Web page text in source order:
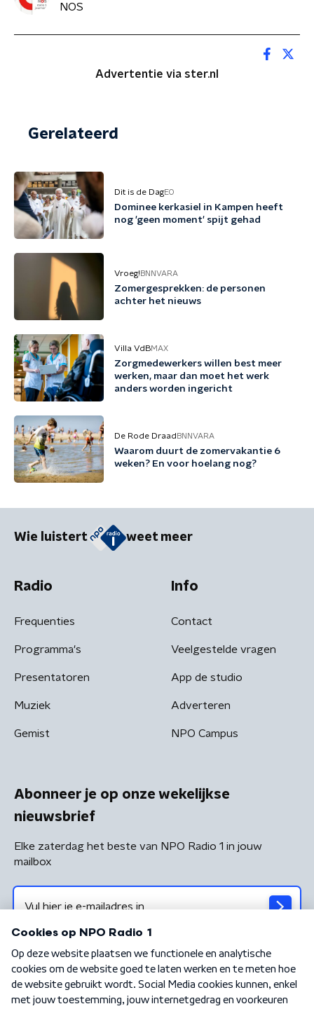
NOS
Advertentie via ster.nl
Gerelateerd
Dit is de DagEO
Dominee kerkasiel in Kampen heeft
nog 'geen moment' spijt gehad
Vroeg! BNNVARA
Zomergesprekken: de personen
achter het nieuws
Villa VdBMAX
Zorgmedewerkers willen best meer
werken, maar dan moet het werk
anders worden ingericht
De Rode Draad BNNVARA
Waarom duurt de zomervakantie 6
weken? En voor hoelang nog?
Wie luistert weet meer
Radio
Frequenties
Programma's
Presentatoren
Muziek
Gemist
Info
Contact
Veelgestelde vragen
App de studio
Adverteren
NPO Campus
Abonneer je op onze wekelijkse
nieuwsbrief
Elke zaterdag het beste van NPO Radio 1 in jouw
mailbox
Algemene voorwaarden